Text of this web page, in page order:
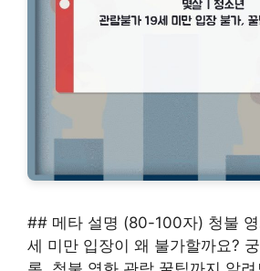
## 메타 설명 (80-100자) 청불
세 미만 입장이 왜 불가할까요?